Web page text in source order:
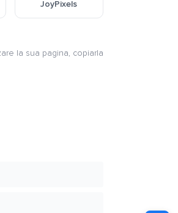
JoyPixels
la sua pagina, copiarla